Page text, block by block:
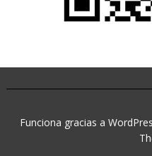
Funciona gracias a